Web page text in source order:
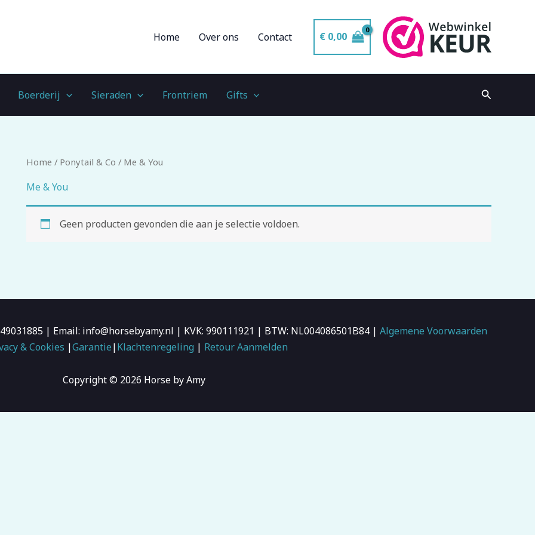
Home Over ons Contact € 0,00
Boerderij Sieraden Frontriem Gifts Zoeken
Home / Ponytail & Co / Me & You
Me & You
Geen producten gevonden die aan je selectie voldoen.
| Email: info@horsebyamy.nl | KVK: 990111921 | BTW: NL004086501B84 | Algemene Voorwaarden
& Cookies |Garantie|Klachtenregeling | Retour Aanmelden
Copyright © 2026 Horse by Amy